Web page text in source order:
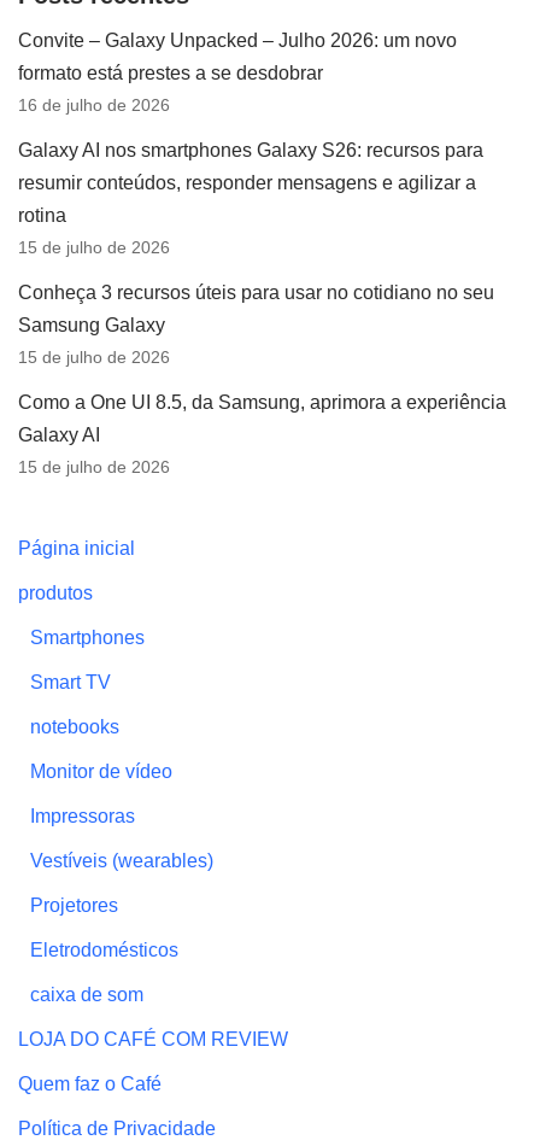
Convite – Galaxy Unpacked – Julho 2026: um novo
formato está prestes a se desdobrar
16 de julho de 2026
Galaxy AI nos smartphones Galaxy S26: recursos para
resumir conteúdos, responder mensagens e agilizar a
rotina
15 de julho de 2026
Conheça 3 recursos úteis para usar no cotidiano no seu
Samsung Galaxy
15 de julho de 2026
Como a One UI 8.5, da Samsung, aprimora a experiência
Galaxy AI
15 de julho de 2026
Página inicial
produtos
Smartphones
Smart TV
notebooks
Monitor de vídeo
Impressoras
Vestíveis (wearables)
Projetores
Eletrodomésticos
caixa de som
LOJA DO CAFÉ COM REVIEW
Quem faz o Café
Política de Privacidade